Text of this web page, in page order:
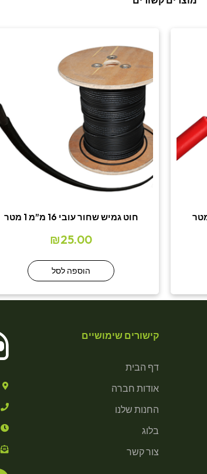
חוט גמיש שחור עובי 16 מ”מ 1 מטר
₪25.00
הוספה לסל
קישורים שימושיים
דף הבית
אודות חברה
החנות שלנו
בלוג
צור קשר